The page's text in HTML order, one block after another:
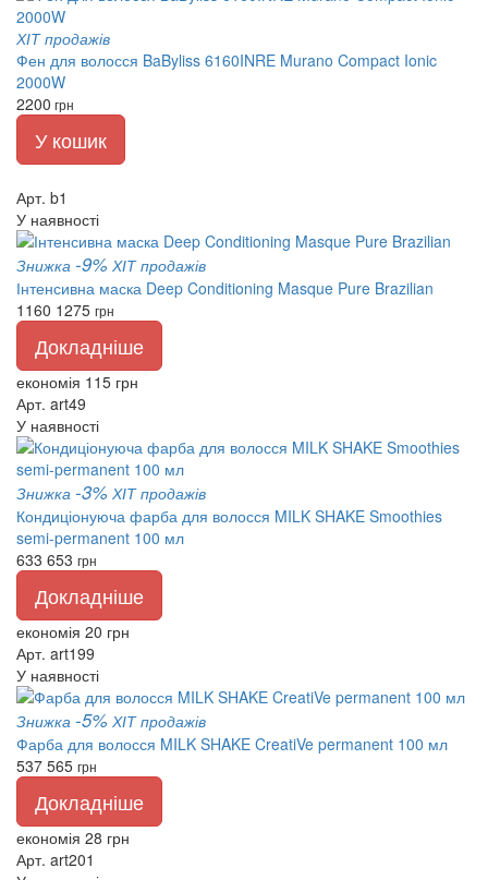
ХІТ продажів
Фен для волосся BaByliss 6160INRE Murano Compact Ionic
2000W
2200 грн
У кошик
Арт. b1
У наявності
Знижка -9% ХІТ продажів
Інтенсивна маска Deep Conditioning Masque Pure Brazilian
1160 1275 грн
Докладніше
економія 115 грн
Арт. art49
У наявності
Знижка -3% ХІТ продажів
Кондиціонуюча фарба для волосся MILK SHAKE Smoothies
semi-permanent 100 мл
633 653 грн
Докладніше
економія 20 грн
Арт. art199
У наявності
Знижка -5% ХІТ продажів
Фарба для волосся MILK SHAKE CreatiVe permanent 100 мл
537 565 грн
Докладніше
економія 28 грн
Арт. art201